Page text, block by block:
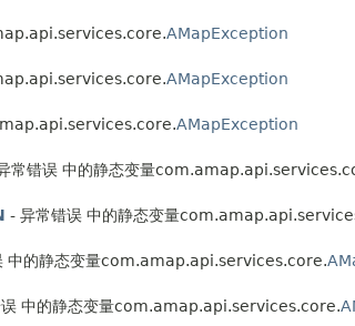
AMapException
AMapException
AMapException
常错误 中的静态变量
- 异常错误 中的静态变量
中的静态变量com.amap.api.services.core.
误 中的静态变量com.amap.api.services.core.